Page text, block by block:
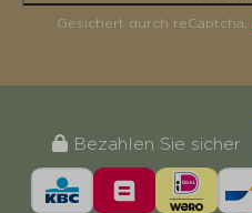
Gesichert durch reCaptcha,
Bezahlen Sie sicher